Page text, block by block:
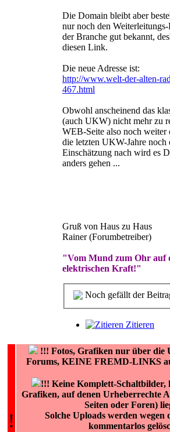
Die Domain bleibt aber
nur noch den
der Branche gut bekannt,
diesen Link.
Die neue Adresse ist:
http://www.welt-der-alten-
467.html
Obwohl anscheinend das
(auch UKW) nicht mehr zu
WEB-Seite also noch weiter
die letzten UKW-Jahre noch
Einschätzung nach wird es
anders gehen ...
Gruß von Haus zu Haus
Rainer (Forumbetreiber)
"Vom Mund zum Ohr auf
elektrischen Kraft!"
Noch gefällt der
Zitieren
!
!!! Fotos, Grafiken nur über die
Forums, KEINE FREMD-LINKS
!!! Keine Komplett-Schaltbilder,
Grafiken, auf denen Urheberrechte
Seiten oder Foren)
Solche Uploads werden wegen
kommentarlos